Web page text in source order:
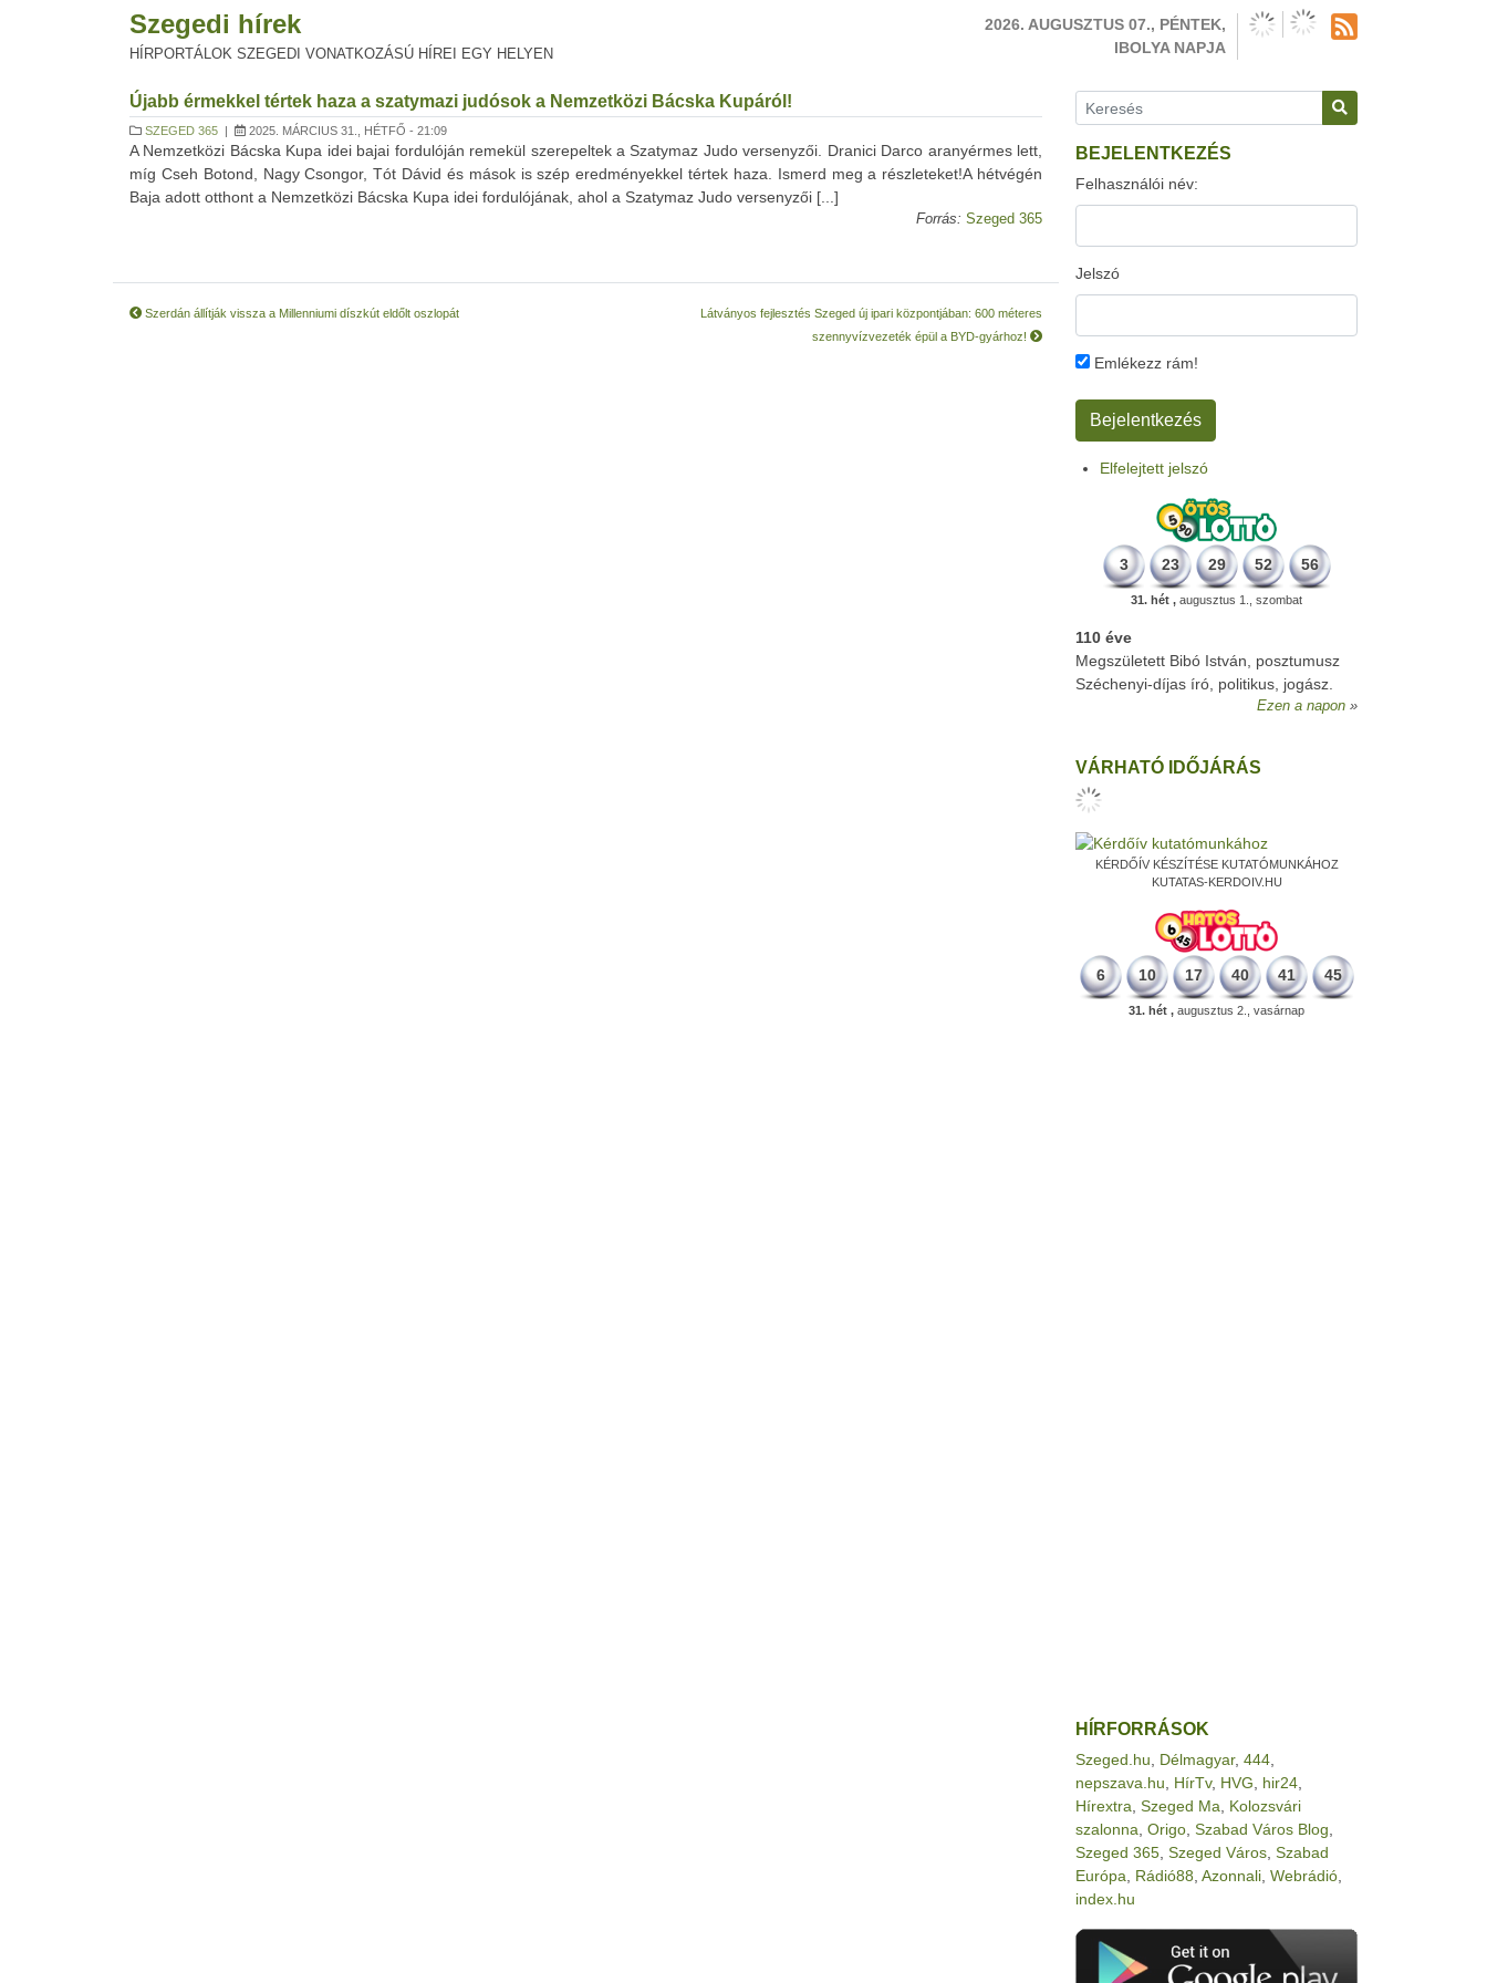
Szegedi hírek
HÍRPORTÁLOK SZEGEDI VONATKOZÁSÚ HÍREI EGY HELYEN
2026. AUGUSZTUS 07., PÉNTEK,
IBOLYA NAPJA
Újabb érmekkel tértek haza a szatymazi judósok a Nemzetközi Bácska Kupáról!
SZEGED 365 | 2025. MÁRCIUS 31., HÉTFŐ - 21:09
A Nemzetközi Bácska Kupa idei bajai fordulóján remekül szerepeltek a Szatymaz Judo versenyzői. Dranici Darco aranyérmes lett,
míg Cseh Botond, Nagy Csongor, Tót Dávid és mások is szép eredményekkel tértek haza. Ismerd meg a részleteket!A hétvégén
Baja adott otthont a Nemzetközi Bácska Kupa idei fordulójának, ahol a Szatymaz Judo versenyzői [...]
Forrás: Szeged 365
Szerdán állítják vissza a Millenniumi díszkút eldőlt oszlopát
Látványos fejlesztés Szeged új ipari központjában: 600 méteres
szennyvízvezeték épül a BYD-gyárhoz!
BEJELENTKEZÉS
Felhasználói név:
Jelszó
Emlékezz rám!
Elfelejtett jelszó
3 23 29 52 56
31. hét , augusztus 1., szombat
110 éve
Megszületett Bibó István, posztumusz
Széchenyi-díjas író, politikus, jogász.
Ezen a napon
VÁRHATÓ IDŐJÁRÁS
KÉRDŐÍV KÉSZÍTÉSE KUTATÓMUNKÁHOZ
KUTATAS-KERDOIV.HU
6 10 17 40 41 45
31. hét , augusztus 2., vasárnap
HÍRFORRÁSOK
Szeged.hu Délmagyar, 444
nepszava.hu
HírTv, HVG hir24
Hírextra Szeged Ma
Kolozsvári
szalonna Origo Szabad Város Blog
Szeged 365 Szeged Város Szabad
Európa
Rádió88 Azonnali Webrádió
index.hu